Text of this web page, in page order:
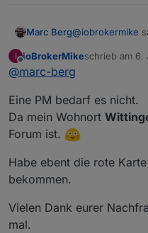
Marc Berg@iobrokermike
Vielleicht wäre
abholen/bringen
PN, vielleicht
I ioBrokerMikeschrieb am 6.
zuletzt
@marc-berg
Eine PM bedarf es nicht.
Da mein Wohnort
Forum ist.
Habe ebent die rote
bekommen.
Vielen Dank eurer
mal.